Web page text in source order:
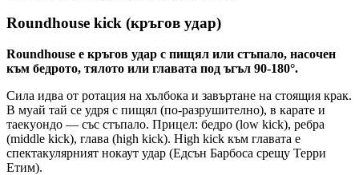
Roundhouse kick (кръгов удар)
Roundhouse е кръгов удар с пищял или стъпало, насочен
към бедрото, тялото или главата под ъгъл 90-180°.
Сила идва от ротация на хълбока и завъртане на стоящия крак.
В муай тай се удря с пищял (по-разрушително), в карате и
таекуондо — със стъпало. Прицел: бедро (low kick), ребра
(middle kick), глава (high kick). High kick към главата е
спектакулярният нокаут удар (Едсън Барбоса срещу Терри
Етим).